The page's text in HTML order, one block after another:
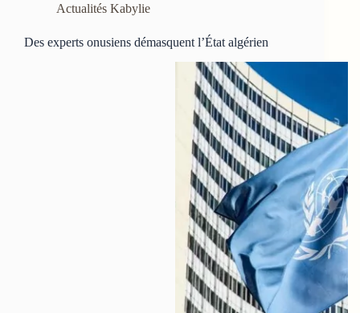
Actualités Kabylie
Des experts onusiens démasquent l’État algérien